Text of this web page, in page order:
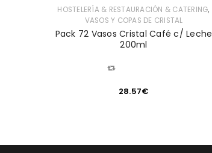
HOSTELERÍA & RESTAURACIÓN & CATERING,
VASOS Y COPAS DE CRISTAL
Pack 72 Vasos Cristal Café c/ Leche
200ml
COMPARAR
28.57€